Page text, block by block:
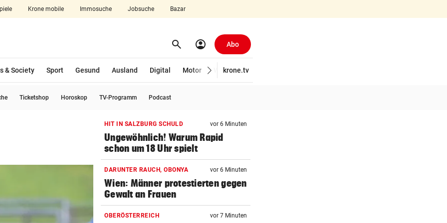
Krone mobile Immosuche Jobsuche Bazar
aufklappen search Suchen
account_circle Abo
& Society Sport Gesund Ausland Digital Motor Wirtschaft
krone.tv
Ticketshop Horoskop TV-Programm Podcast
HIT IN SALZBURG SCHULD vor 6 Minuten
Ungewöhnlich! Warum Rapid
schon um 18 Uhr spielt
DARUNTER RAUCH, OBONYA vor 6 Minuten
Wien: Männer protestierten gegen
Gewalt an Frauen
OBERÖSTERREICH vor 7 Minuten